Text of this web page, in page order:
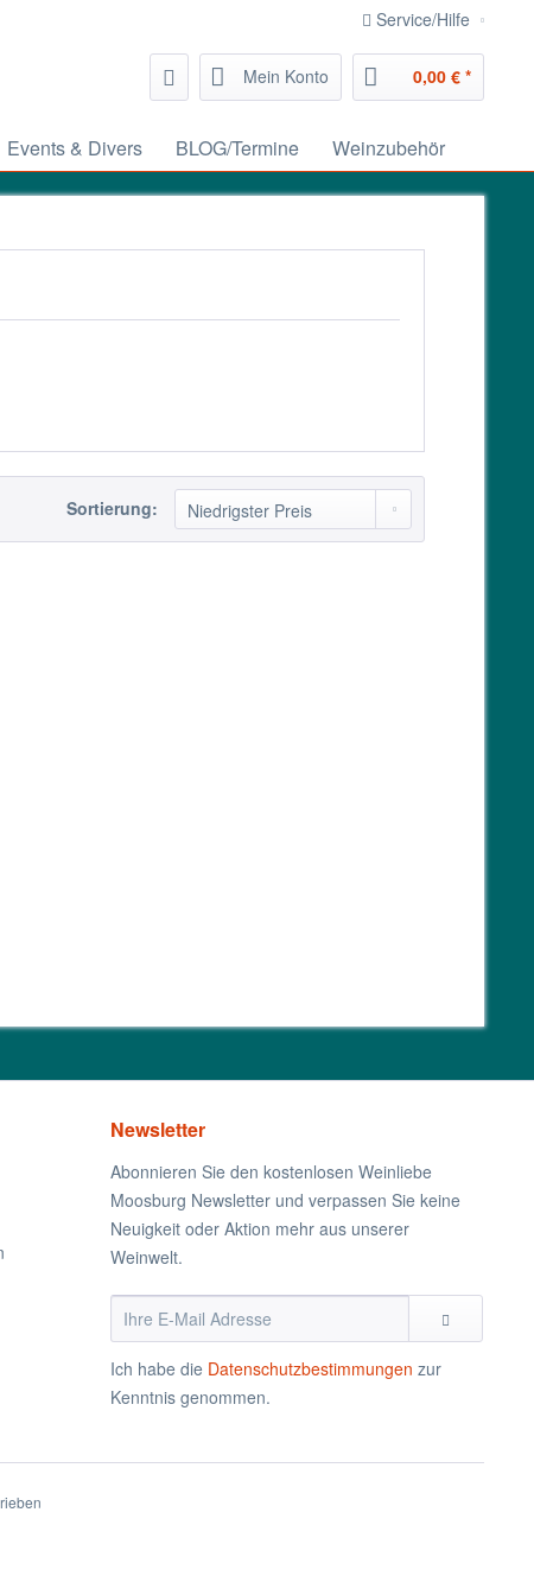
Service/Hilfe
Mein Konto 0,00 € *
Events & Divers BLOG/Termine Weinzubehör
Sortierung:
Newsletter
Abonnieren Sie den kostenlosen Weinliebe
Moosburg Newsletter und verpassen Sie keine
Neuigkeit oder Aktion mehr aus unserer
Weinwelt.
Ich habe die Datenschutzbestimmungen zur
Kenntnis genommen.